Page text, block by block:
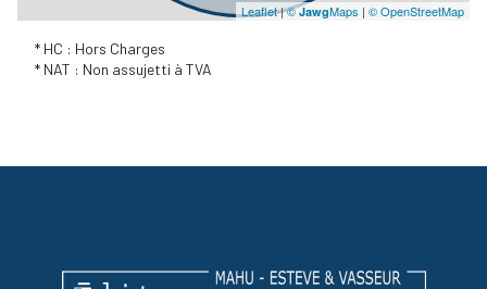
Leaflet|©JawgMaps | © OpenStreetMap
* HC : Hors Charges
* NAT : Non assujetti à TVA